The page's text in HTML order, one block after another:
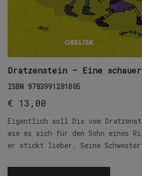
ISBN 9783991281085
€ 13,00
Eigentlich soll Dix vom
wie es sich für den Sohn eines
er stickt lieber. Seine